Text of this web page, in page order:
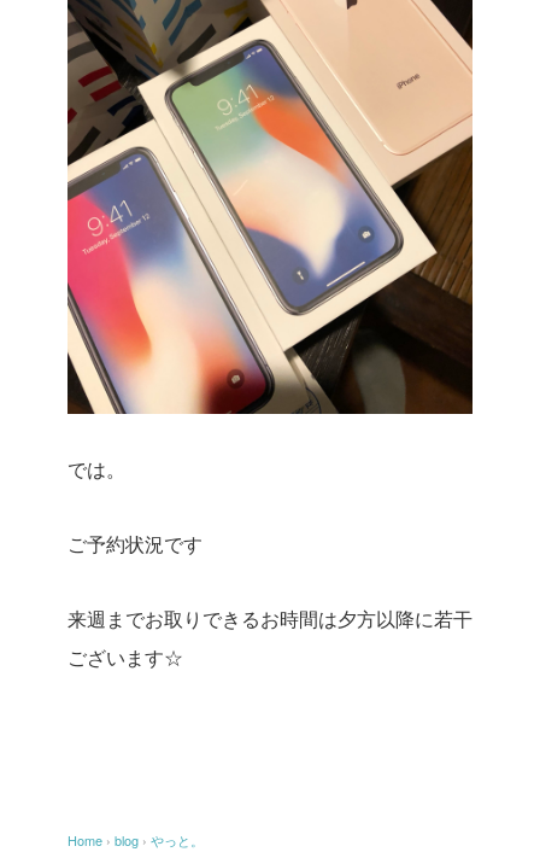
では。
ご予約状況です
来週までお取りできるお時間は夕方以降に若干
ございます☆
Home › blog › やっと。